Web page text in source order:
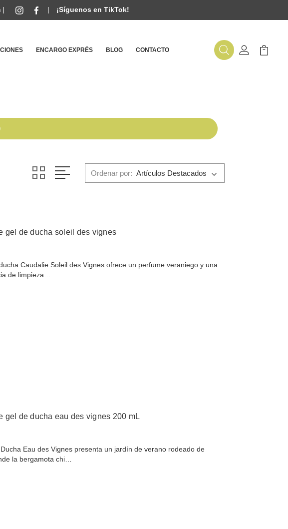
| | ¡Síguenos en TikTok!
ENCARGO EXPRÉS BLOG CONTACTO BuscarMi Cuenta
Mi
Ordenar por:
gel de ducha soleil des vignes
Caudalie Soleil des Vignes ofrece un perfume veraniego y una
de limpieza…
gel de ducha eau des vignes 200 mL
Eau des Vignes presenta un jardín de verano rodeado de
la bergamota chi…